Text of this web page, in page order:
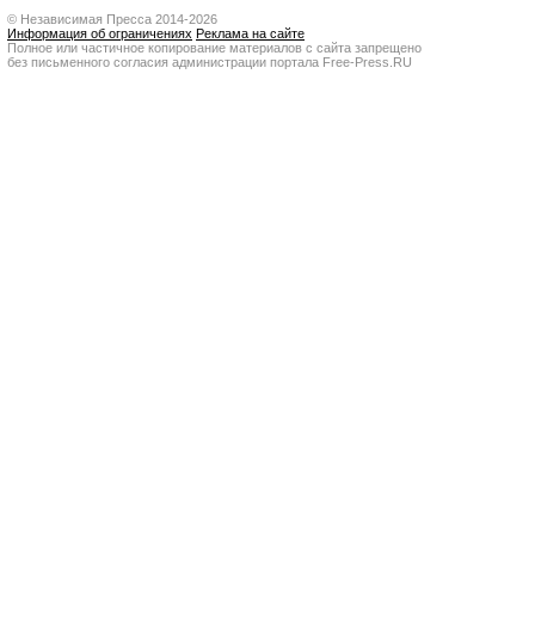
© Независимая Пресса 2014-2026
Информация об ограничениях Реклама на сайте
Полное или частичное копирование материалов с сайта запрещено
без письменного согласия администрации портала Free-Press.RU